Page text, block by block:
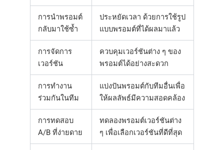
การนำพรอมต์
กลับมาใช้ซ้ำ
ประหยัดเวลา ด้วยการใช้รูป
แบบพรอมต์ที่ได้ผลมาแล้ว
การจัดการ
เวอร์ชัน
ควบคุมเวอร์ชันต่าง ๆ ของ
พรอมต์ได้อย่างสะดวก
การทำงาน
ร่วมกันในทีม
แบ่งปันพรอมต์กับทีมอื่นเพื่อ
ให้ผลลัพธ์มีความสอดคล้อง
การทดสอบ
A/B ที่ง่ายดาย
ทดลองพรอมต์เวอร์ชันต่าง
ๆ เพื่อเลือกเวอร์ชันที่ดีที่สุด